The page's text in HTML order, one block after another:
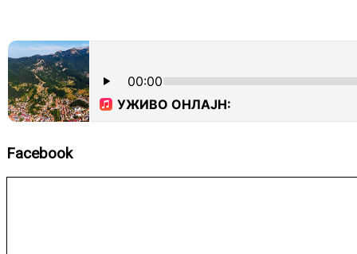
Facebook